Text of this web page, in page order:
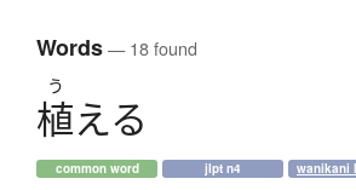
Words— 18 found
う
植える
common word jlpt n4 wanikani